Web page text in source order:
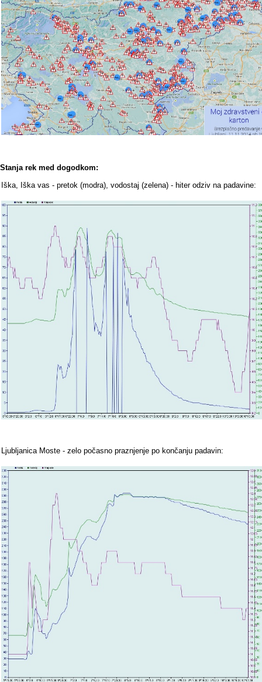
Stanja rek med dogodkom:
Iška, Iška vas - pretok (modra), vodostaj (zelena) - hiter odziv na padavine:
Ljubljanica Moste - zelo počasno praznjenje po končanju padavin: